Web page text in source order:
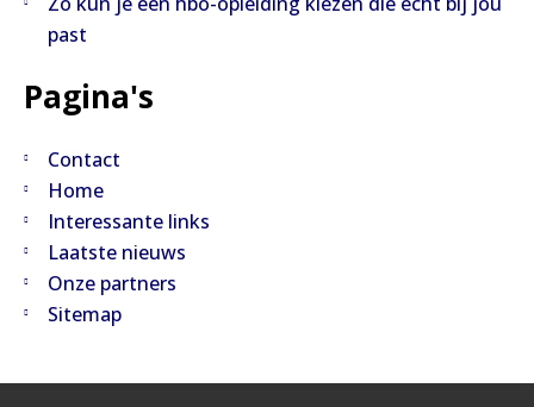
past
Pagina's
Contact
Home
Interessante links
Laatste nieuws
Onze partners
Sitemap